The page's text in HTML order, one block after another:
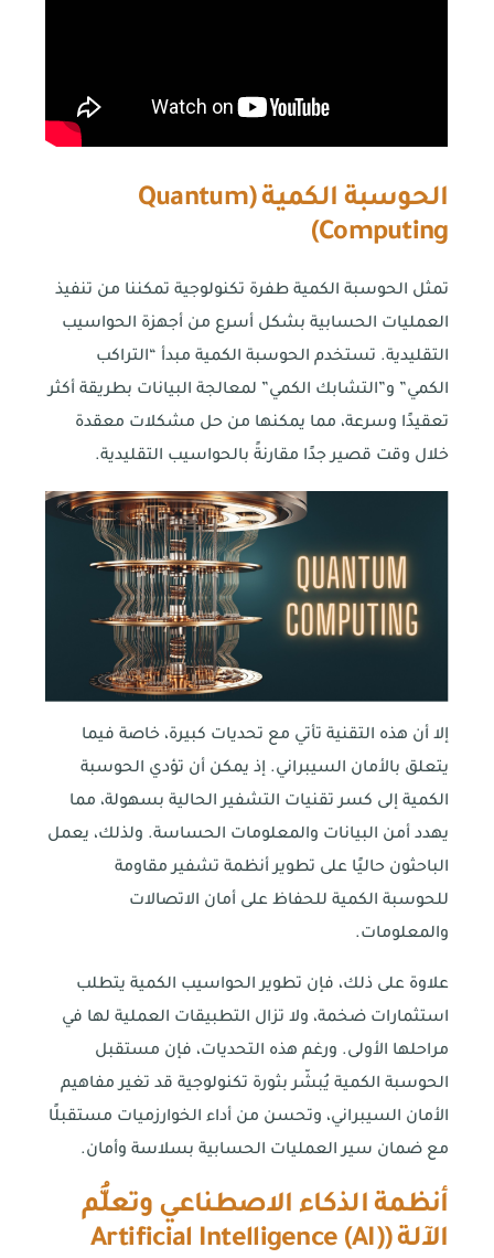
الحوسبة الكمية (Quantum
Computing
)
تمثل الحوسبة الكمية طفرة تكنولوجية تمكننا من تنفيذ
العمليات الحسابية بشكل أسرع من أجهزة الحواسيب
التقليدية. تستخدم الحوسبة الكمية مبدأ “التراكب
الكمي” و”التشابك الكمي” لمعالجة البيانات بطريقة أكثر
تعقيدًا وسرعة، مما يمكنها من حل مشكلات معقدة
خلال وقت قصير جدًا مقارنةً بالحواسيب التقليدية.
إلا أن هذه التقنية تأتي مع تحديات كبيرة، خاصة فيما
يتعلق بالأمان السيبراني. إذ يمكن أن تؤدي الحوسبة
الكمية إلى كسر تقنيات التشفير الحالية بسهولة، مما
يهدد أمن البيانات والمعلومات الحساسة. ولذلك، يعمل
الباحثون حاليًا على تطوير أنظمة تشفير مقاومة
للحوسبة الكمية للحفاظ على أمان الاتصالات
والمعلومات.
علاوة على ذلك، فإن تطوير الحواسيب الكمية يتطلب
استثمارات ضخمة، ولا تزال التطبيقات العملية لها في
مراحلها الأولى. ورغم هذه التحديات، فإن مستقبل
الحوسبة الكمية يُبشّر بثورة تكنولوجية قد تغير مفاهيم
الأمان السيبراني، وتحسن من أداء الخوارزميات مستقبلًا
مع ضمان سير العمليات الحسابية بسلاسة وأمان.
أنظمة الذكاء الاصطناعي وتعلُّم
الآلة (Artificial Intelligence (AI)